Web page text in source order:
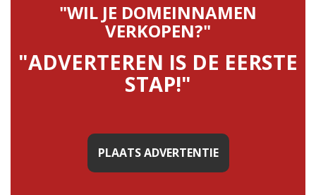
"WIL JE DOMEINNAMEN
VERKOPEN?"
"ADVERTEREN IS DE EERSTE
STAP!"
PLAATS ADVERTENTIE